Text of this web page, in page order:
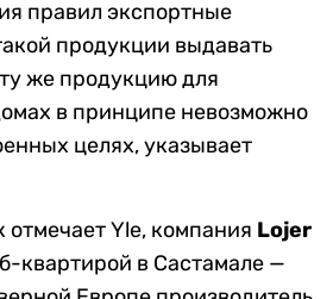
правил экспортные
продукции выдавать
же продукцию для
в принципе невозможно
целях, указывает
отмечает Yle, компания Lojer
квартирой в Састамале —